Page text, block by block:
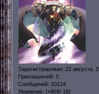
Зарегистрирован: 22 августа,
Приглашений: 0
Сообщений: 10124
Уважение: [+869/-16]